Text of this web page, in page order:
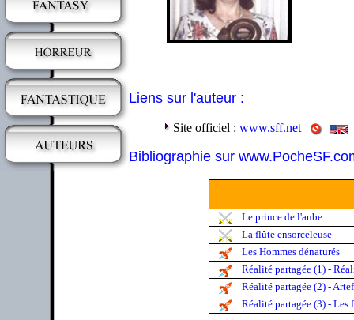
Liens sur l'auteur :
Site officiel : www.sff.net
Bibliographie sur
Le prince de l'aube
La flûte ensorceleuse
Les Hommes dénaturés
Réalité partagée (1) -
Réalité partagée (2) -
Réalité partagée (3) - Les